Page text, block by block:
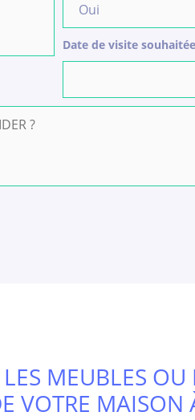
Date de visite souhaitée
MEUBLES OU
VOTRE